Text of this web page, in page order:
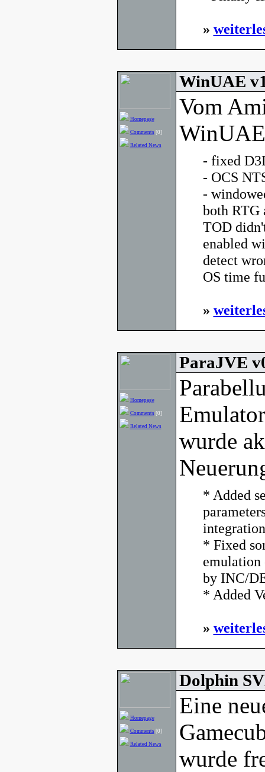
»
Homepage
Comments [0]
Related News
WinUAE
Vom
- fixed
- OCS
-
both RTG
TOD
enabled
detect
OS time
»
Homepage
Comments [0]
Related News
ParaJVE
wurde
* Added
* Fixed
by INC/
* Added
»
Homepage
Comments [0]
Related News
Dolphin
Eine
wurde